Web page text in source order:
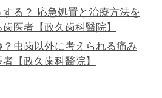
る？ 応急処置と治療方法を
医者【政久歯科醫院】
虫歯以外に考えられる痛み
【政久歯科醫院】